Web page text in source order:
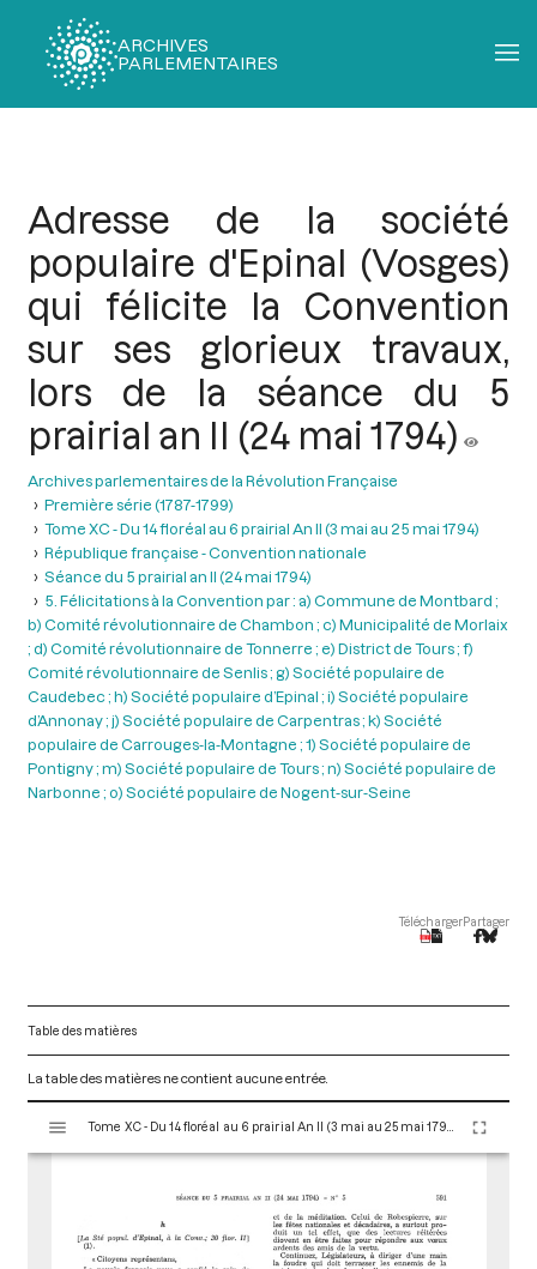
ARCHIVES
PARLEMENTAIRES
Adresse de la société
populaire d'Epinal (Vosges)
qui félicite la Convention
sur ses glorieux travaux,
lors de la séance du 5
prairial an II (24 mai 1794)
Archives parlementaires de la Révolution Française
Première série (1787-1799)
Tome XC - Du 14 floréal au 6 prairial An II (3 mai au 25 mai 1794)
République française - Convention nationale
Séance du 5 prairial an II (24 mai 1794)
5. Félicitations à la Convention par : a) Commune de Montbard ;
b) Comité révolutionnaire de Chambon ; c) Municipalité de Morlaix
; d) Comité révolutionnaire de Tonnerre ; e) District de Tours ; f)
Comité révolutionnaire de Senlis ; g) Société populaire de
Caudebec ; h) Société populaire d’Epinal ; i) Société populaire
d’Annonay ; j) Société populaire de Carpentras ; k) Société
populaire de Carrouges-la-Montagne ; 1) Société populaire de
Pontigny ; m) Société populaire de Tours ; n) Société populaire de
Narbonne ; o) Société populaire de Nogent-sur-Seine
TéléchargerPartager
Table des matières
La table des matières ne contient aucune entrée.
s